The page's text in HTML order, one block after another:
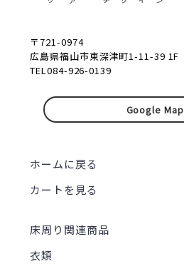
〒721-0974
広島県福山市東深津町1-11-39 1F
TEL084-926-0139
Google Map
ホームに戻る
カートを見る
床周り関連商品
衣類